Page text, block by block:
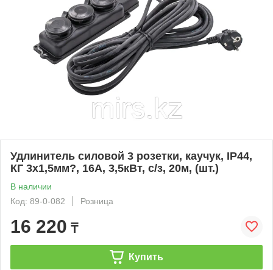
Удлинитель силовой 3 розетки, каучук, IP44,
КГ 3х1,5мм?, 16А, 3,5кВт, с/з, 20м, (шт.)
В наличии
Код: 89-0-082
Розница
16 220 ₸
Купить